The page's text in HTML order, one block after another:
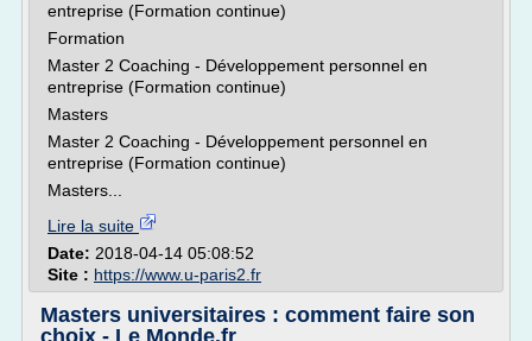
entreprise (Formation continue)
Formation
Master 2 Coaching - Développement personnel en
entreprise (Formation continue)
Masters
Master 2 Coaching - Développement personnel en
entreprise (Formation continue)
Masters...
Lire la suite
Date: 2018-04-14 05:08:52
Site : https://www.u-paris2.fr
Masters universitaires : comment faire son
choix - Le Monde.fr